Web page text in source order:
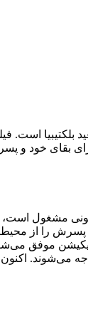
بقای خود و
مشغول است،
را از محیط
موفق
می‌شوند.